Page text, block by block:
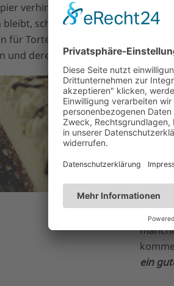
verhindert, dass beim Auspacken
schützt die Aromastoffe und
für Torten ein selbstverständliches
und deren Genuss am Herzen
Das
Ihre
eine
Sie
ein